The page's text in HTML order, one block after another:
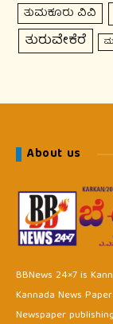
ತುಮಕೂರು ವಿವಿ
ತುರುವೇಕೆರೆ
About us
BBNews 24×7 is
Kannada News
Newspaper